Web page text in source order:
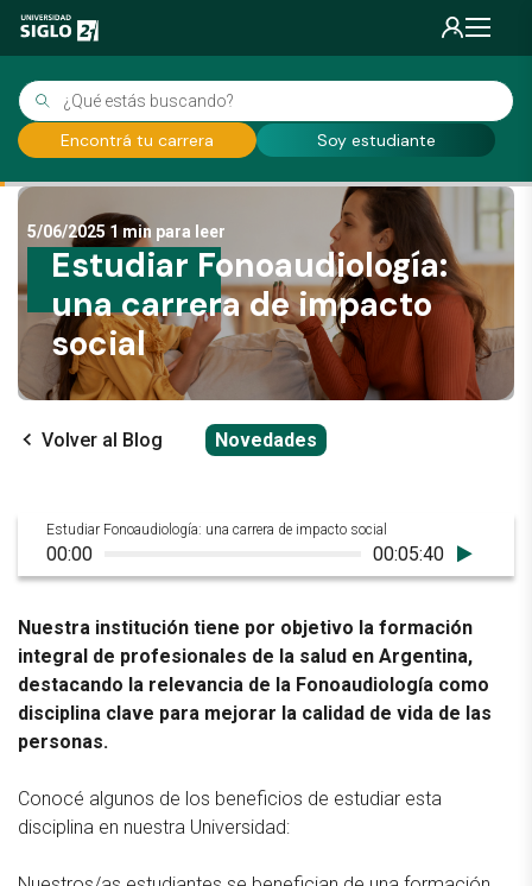
Encontrá tu carrera Soy estudiante
5/06/2025 1 min para leer
Estudiar Fonoaudiología:
una carrera de impacto
social
Volver al Blog Novedades
Estudiar Fonoaudiología: una carrera de impacto social
00:00 00:05:40
Nuestra institución tiene por objetivo la formación
integral de profesionales de la salud en Argentina,
destacando la relevancia de la Fonoaudiología como
disciplina clave para mejorar la calidad de vida de las
personas.
Conocé algunos de los beneficios de estudiar esta
disciplina en nuestra Universidad: